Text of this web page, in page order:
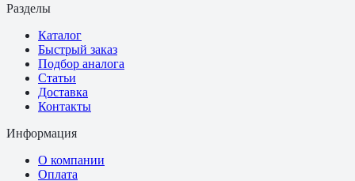
Разделы
Каталог
Быстрый заказ
Подбор аналога
Статьи
Доставка
Контакты
Информация
О компании
Оплата